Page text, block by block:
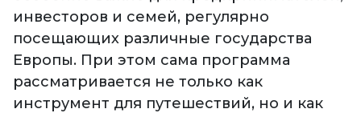
инвесторов и семей, регулярно
посещающих различные государства
Европы. При этом сама программа
рассматривается не только как
инструмент для путешествий, но и как